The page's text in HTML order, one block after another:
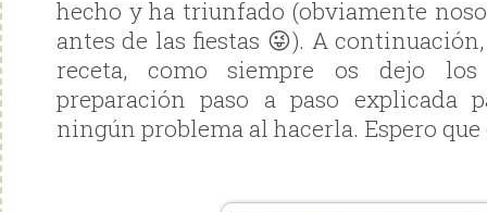
hecho y ha triunfado (obviamente
antes de las fiestas 😜). A
receta, como siempre os dejo
preparación paso a paso explicada
ningún problema al hacerla. Espero